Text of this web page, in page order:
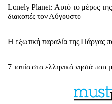
Lonely Planet: Αυτό το μέρος της
διακοπές τον Αύγουστο
Η εξωτική παραλία της Πάργας
7 τοπία στα ελληνικά νησιά που